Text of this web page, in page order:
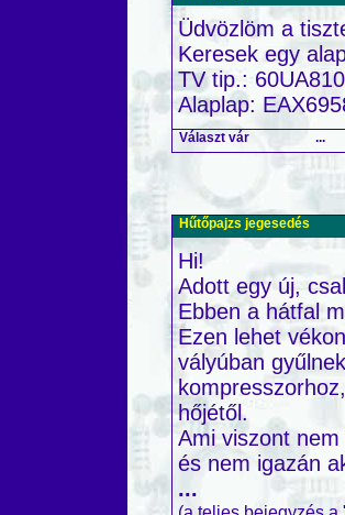
Üdvözlöm a
Keresek egy
TV tip.:
Alaplap:
Választ vár ...
Hűtőpajzs jegesedés
Hi!
Adott egy új,
Ebben a hátfal
Ezen lehet
vályúban
hőjétől.
Ami viszont
és nem igazán
...